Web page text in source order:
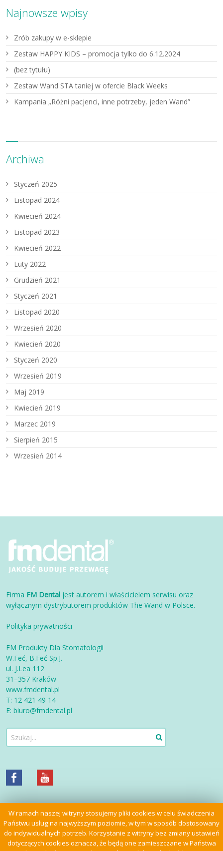
Najnowsze wpisy
Zrób zakupy w e-sklepie
Zestaw HAPPY KIDS – promocja tylko do 6.12.2024
(bez tytułu)
Zestaw Wand STA taniej w ofercie Black Weeks
Kampania „Różni pacjenci, inne potrzeby, jeden Wand”
Archiwa
Styczeń 2025
Listopad 2024
Kwiecień 2024
Listopad 2023
Kwiecień 2022
Luty 2022
Grudzień 2021
Styczeń 2021
Listopad 2020
Wrzesień 2020
Kwiecień 2020
Styczeń 2020
Wrzesień 2019
Maj 2019
Kwiecień 2019
Marzec 2019
Sierpień 2015
Wrzesień 2014
Firma FM Dental jest autorem i właścicielem serwisu oraz
wyłącznym dystrybutorem produktów The Wand w Polsce.
Polityka prywatności
FM Produkty Dla Stomatologii
W.Feć, B.Feć Sp.J.
ul. J.Lea 112
31–357 Kraków
www.fmdental.pl
T: 12 421 49 14
E: biuro@fmdental.pl
Poznaj Wand Akademia Wand
Sukces z Wand
W ramach naszej witryny stosujemy pliki cookies w celu świadczenia
Państwu usług na najwyższym poziomie, w tym w sposób dostosowany
do indywidualnych potrzeb. Korzystanie z witryny bez zmiany ustawień
dotyczących cookies oznacza, że będą one zamieszczane w Państwa